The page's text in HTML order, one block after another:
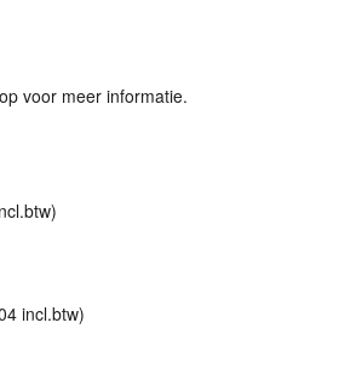
voor meer informatie.
)
incl.btw)